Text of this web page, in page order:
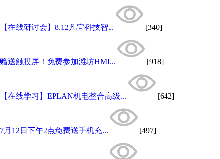
【在线研讨会】8.12凡宜科技智... [340]
赠送触摸屏！免费参加潍坊HMI... [918]
【在线学习】EPLAN机电整合高级... [642]
7月12日下午2点免费送手机充... [497]